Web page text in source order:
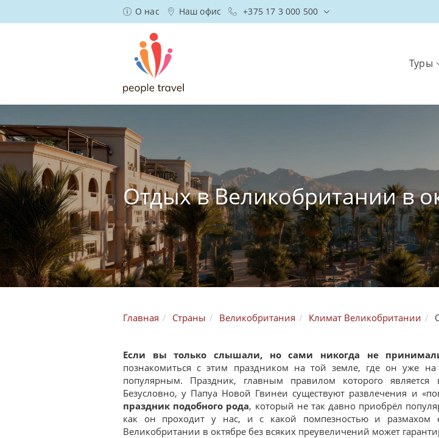
О нас Наш офис +375 17 3 000 500
Туры
Отдых в Великобритании в
Главная Страны Великобритания Климат Великобритании
Если вы только слышали, но сами никогда не
познакомиться с этим праздником на той земле, где он уже
популярным. Праздник, главным правилом которого
Безусловно, у Папуа Новой Гвинеи существуют развлечения и
праздник подобного рода, который не так давно приобрёл
как он проходит у нас, и с какой помпезностью и размахом
Великобритании в октябре без всяких преувеличений может